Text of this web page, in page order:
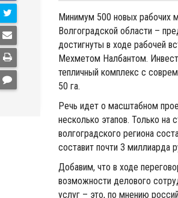
Минимум 500 новых рабочих
Волгоградской области –
достигнуты в ходе рабочей
Мехметом Налбантом.
тепличный комплекс с
50 га.
Речь идет о масштабном
несколько этапов. Только на
волгоградского региона
составит почти 3 миллиарда
Добавим, что в ходе
возможности делового
услуг – это, по мнению